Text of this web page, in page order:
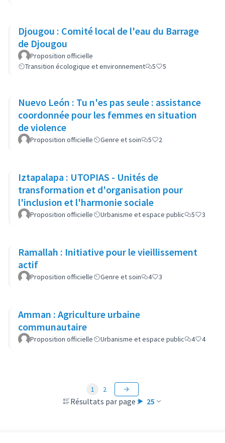
Djougou : Comité local de l'eau du Barrage
de Djougou
Proposition officielle
Transition écologique et environnement
5 5
Nuevo León : Tu n'es pas seule : assistance
coordonnée pour les femmes en situation
de violence
Proposition officielle Genre et soin 5 2
Iztapalapa : UTOPIAS - Unités de
transformation et d'organisation pour
l'inclusion et l'harmonie sociale
Proposition officielle Urbanisme et espace public 5 3
Ramallah : Initiative pour le vieillissement
actif
Proposition officielle Genre et soin 4 3
Amman : Agriculture urbaine
communautaire
Proposition officielle Urbanisme et espace public 4 4
Résultats par page : 25
1 2